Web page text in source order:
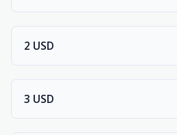
2 USD
3 USD